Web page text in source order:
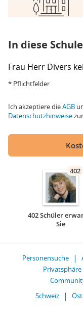
In diese
Frau Herr Divers
* Pflichtfelder
Ich akzeptiere dieAGB
Datenschutzhinweise
402
402 Schüler
Sie
Personensuche
Privatsphäre
Schweiz